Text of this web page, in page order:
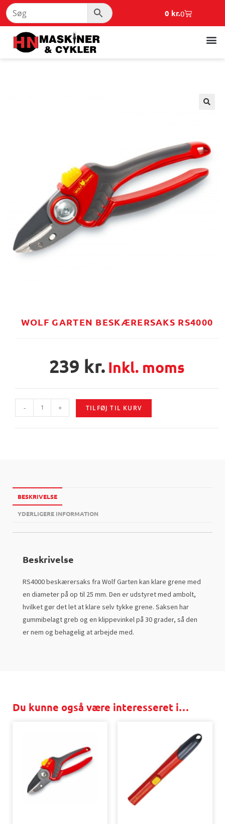
0 kr.0
WOLF GARTEN BESKÆRERSAKS RS4000
239 kr. Inkl. moms
- + TILFØJ TIL KURV
BESKRIVELSE
YDERLIGERE INFORMATION
Beskrivelse
RS4000 beskærersaks fra Wolf Garten kan klare grene med
en diameter på op til 25 mm. Den er udstyret med ambolt,
hvilket gør det let at klare selv tykke grene. Saksen har
gummibelagt greb og en klippevinkel på 30 grader, så den
er nem og behagelig at arbejde med.
Du kunne også være interesseret i…